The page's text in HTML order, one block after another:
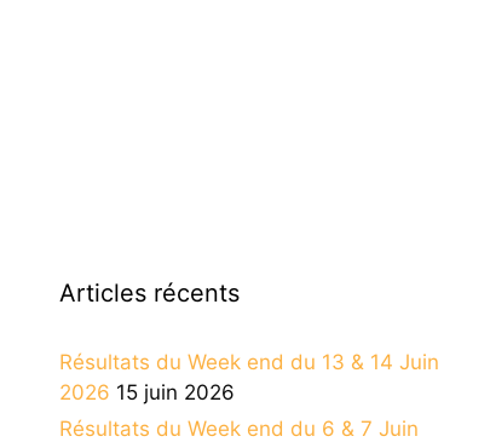
Articles récents
Résultats du Week end du 13 & 14 Juin
2026 15 juin 2026
Résultats du Week end du 6 & 7 Juin